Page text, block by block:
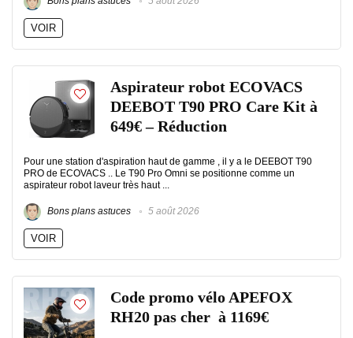
VOIR
Aspirateur robot ECOVACS
DEEBOT T90 PRO Care Kit à
649€ – Réduction
Pour une station d'aspiration haut de gamme , il y a le DEEBOT T90
PRO de ECOVACS .. Le T90 Pro Omni se positionne comme un
aspirateur robot laveur très haut ...
Bons plans astuces 5 août 2026
VOIR
Code promo vélo APEFOX
RH20 pas cher à 1169€